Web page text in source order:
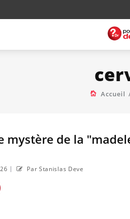
Accueil
mystère de la
| Par Stanislas Deve